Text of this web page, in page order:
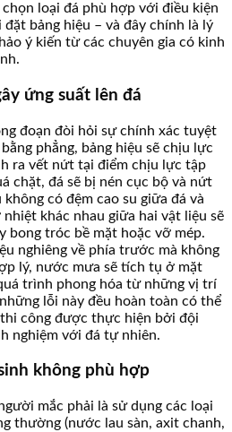
loại đá phù hợp với điều kiện
bảng hiệu – và đây chính là lý
ý kiến từ các chuyên gia có kinh
ứng suất lên đá
đoạn đòi hỏi sự chính xác tuyệt
phẳng, bảng hiệu sẽ chịu lực
ra vết nứt tại điểm chịu lực tập
chặt, đá sẽ bị nén cục bộ và nứt
có đệm cao su giữa đá và
khác nhau giữa hai vật liệu sẽ
bong tróc bề mặt hoặc vỡ mép.
nghiêng về phía trước mà không
lý, nước mưa sẽ tích tụ ở mặt
trình phong hóa từ những vị trí
lỗi này đều hoàn toàn có thể
công được thực hiện bởi đội
nghiệm với đá tự nhiên.
không phù hợp
mắc phải là sử dụng các loại
thường (nước lau sàn, axit chanh,